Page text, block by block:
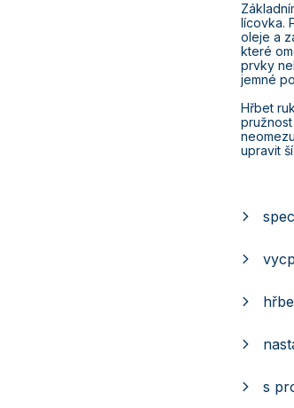
lícovka.
oleje a
které
prvky
jemné
Hřbet
upravit
s